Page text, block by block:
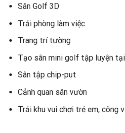
Sân Golf 3D
Trải phòng làm việc
Trang trí tường
Tạo sân mini golf tập luyện
Sân tập chip-put
Cảnh quan sân vườn
Trải khu vui chơi trẻ em, công